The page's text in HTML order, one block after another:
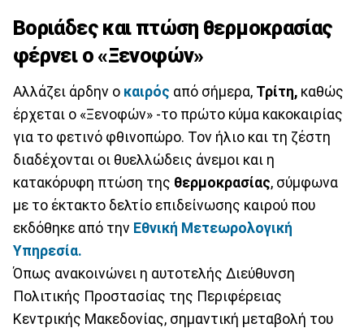
Βοριάδες και πτώση θερμοκρασίας
φέρνει ο «Ξενοφών»
Αλλάζει άρδην ο καιρός από σήμερα, Τρίτη, καθώς
έρχεται ο «Ξενοφών» -το πρώτο κύμα κακοκαιρίας
για το φετινό φθινοπώρο. Τον ήλιο και τη ζέστη
διαδέχονται οι θυελλώδεις άνεμοι και η
κατακόρυφη πτώση της θερμοκρασίας, σύμφωνα
με το έκτακτο δελτίο επιδείνωσης καιρού που
εκδόθηκε από την Εθνική Μετεωρολογική
Υπηρεσία.
Όπως ανακοινώνει η αυτοτελής Διεύθυνση
Πολιτικής Προστασίας της Περιφέρειας
Κεντρικής Μακεδονίας, σημαντική μεταβολή του